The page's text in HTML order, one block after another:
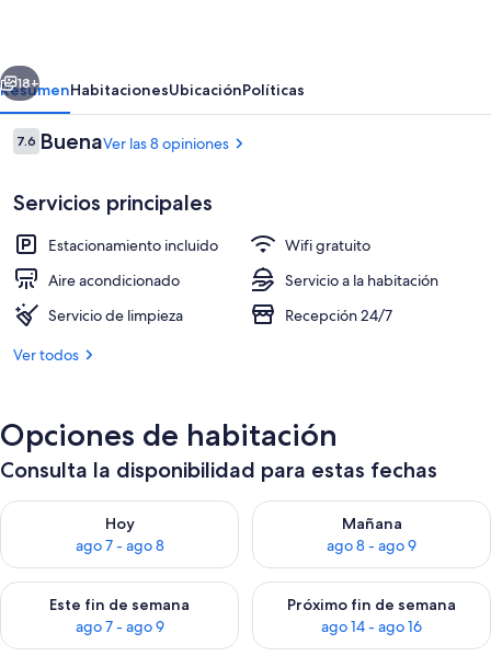
Áreas de la propiedad
Siguiente
18+
ResumenHabitacionesUbicaciónPolíticas
Opiniones
7.67.6 de 10,
BuenaVer las 8 opiniones
Servicios principales
Estacionamiento incluido
Wifi gratuito
Aire acondicionado
Servicio a la habitación
Servicio de limpieza
Recepción 24/7
Ver todos
Opciones de habitación
Consulta la disponibilidad para estas fechas
Hoy
ago 7 - ago 8
Consulta la disponibilidad para hoy ago 7 - ago 8
Mañana
ago 8 - ago 9
Consulta la disponibilidad
Este fin de semana
ago 7 - ago 9
Consulta la disponibilidad para este fin de semana ago 7 -
Próximo fin de semana
ago 14 - ago 16
Consulta la disponibilidad